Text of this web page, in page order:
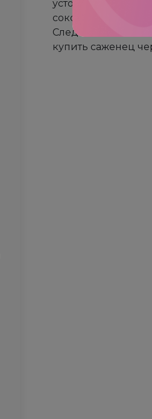
устойчивостью к
соков, компотов.
Следите за
купить саженец